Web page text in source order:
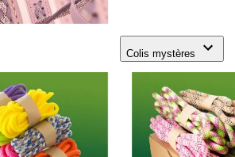
Colis mystères